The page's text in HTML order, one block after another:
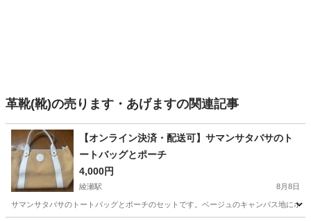
革靴(靴)の売ります・あげますの関連記事
【オンライン決済・配送可】サマンサタバサのト
ートバッグとポーチ
4,000円
綾瀬駅 8月8日
サマンサタバサのトートバッグとポーチのセットです。ベージュのキャンバス地にホ